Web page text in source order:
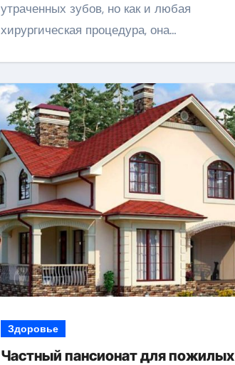
утраченных зубов, но как и любая
хирургическая процедура, она…
Здоровье
Частный пансионат для пожилых